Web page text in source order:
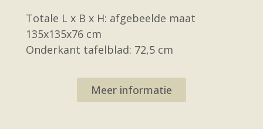
Totale L x B x H: afgebeelde maat
135x135x76 cm
Onderkant tafelblad: 72,5 cm
Meer informatie